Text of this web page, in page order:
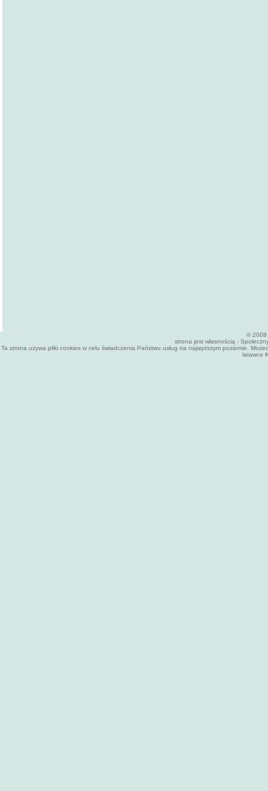
© 2008
strona jest własnością -
Ta strona używa pliki cookies w celu świadczenia Państwu usług na najwyższym poziomie.
latawce